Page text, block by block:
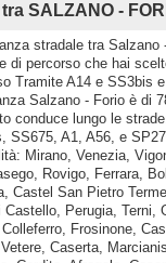
SALZANO -
stradale tra Salzano
di percorso che hai
Tramite A14 e SS3bis
Salzano - Forio è di
conduce lungo le
SS675, A1, A56, e
Mirano, Venezia,
Rovigo, Ferrara,
Castel San Pietro
Castello, Perugia, Terni,
Colleferro, Frosinone,
Caserta,